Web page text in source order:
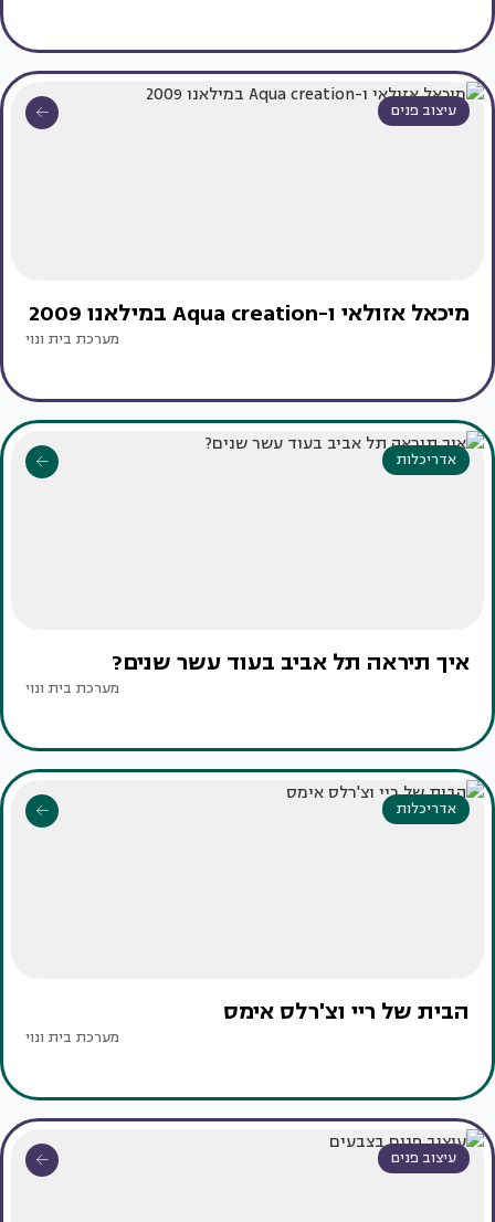
עיצוב פנים
מיכאל אזולאי ו-Aqua creation במילאנו 2009
מערכת בית ונוי
אדריכלות
איך תיראה תל אביב בעוד עשר שנים?
מערכת בית ונוי
אדריכלות
הבית של ריי וצ'רלס אימס
מערכת בית ונוי
עיצוב פנים